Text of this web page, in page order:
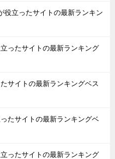
役立ったサイトの最新ランキン
ったサイトの最新ランキング
サイトの最新ランキングベス
たサイトの最新ランキングベ
ったサイトの最新ランキング